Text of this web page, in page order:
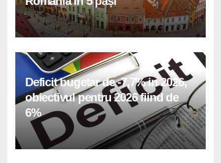
Deficit bugetar de -7,7% in 2026,
obiectivul pentru 2026 fiind de
6%